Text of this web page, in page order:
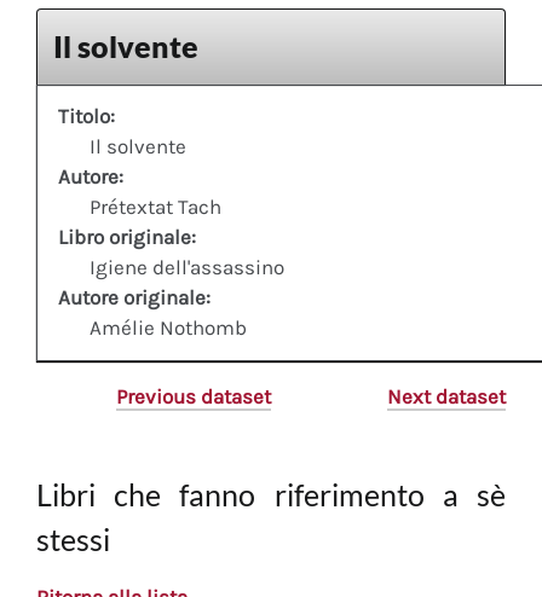
Il solvente
Titolo:
Il solvente
Autore:
Prétextat Tach
Libro originale:
Igiene dell'assassino
Autore originale:
Amélie Nothomb
Previous dataset Next dataset
Libri che fanno riferimento a sè
stessi